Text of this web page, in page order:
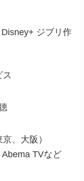
ジブリ作
ス
、大阪）
TVなど